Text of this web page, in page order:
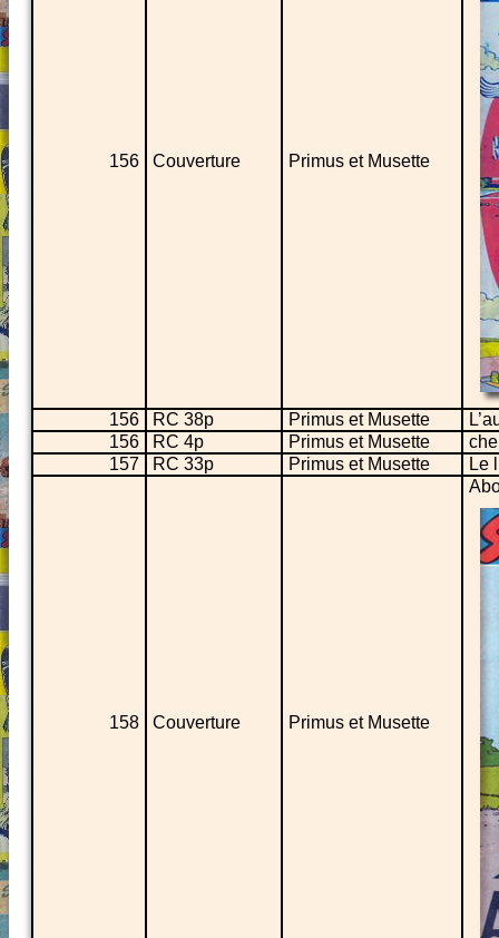
156 Couverture Primus et Musette
156 RC 38p Primus et Musette
156
RC 4p Primus et Musette
157
RC 33p Primus et Musette Le
158 Couverture Primus et Musette